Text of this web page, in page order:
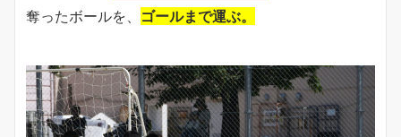
奪ったボールを、 ゴールまで運ぶ。